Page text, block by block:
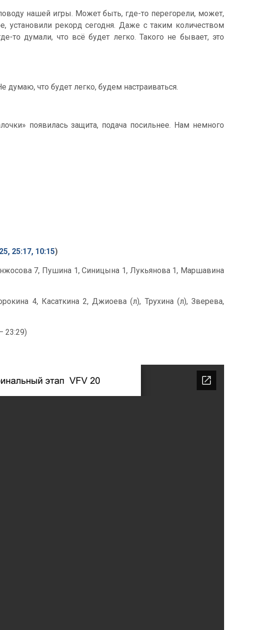
нашей игры. Может быть, где-то перегорели, может,
установили рекорд сегодня. Даже с таким количеством
то думали, что всё будет легко. Такого не бывает, это
что будет легко, будем настраиваться.
появилась защита, подача посильнее. Нам немного
25:17, 10:15)
7, Пушина 1, Синицына 1, Лукьянова 1, Маршавина
4, Касаткина 2, Джиоева (л), Трухина (л), Зверева,
23:29)